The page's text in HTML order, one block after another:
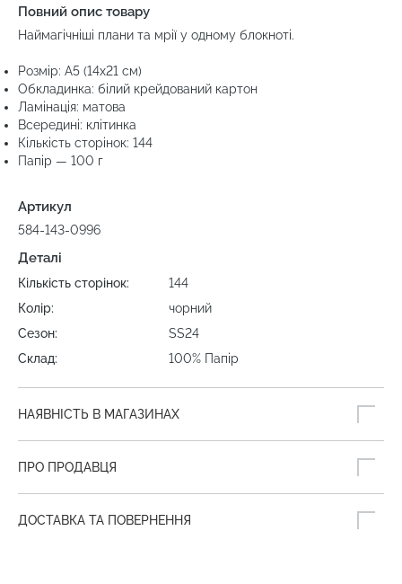
Повний опис товару
Наймагічніші плани та мрії у одному блокноті.
Розмір: А5 (14х21 см)
Обкладинка: білий крейдований картон
Ламінація: матова
Всередині: клітинка
Кількість сторінок: 144
Папір — 100 г
Артикул
584-143-0996
Деталі
Кількість сторінок:
144
Колір:
чорний
Сезон:
SS24
Склад:
100% Папір
НАЯВНІСТЬ В МАГАЗИНАХ
ПРО ПРОДАВЦЯ
ДОСТАВКА ТА ПОВЕРНЕННЯ